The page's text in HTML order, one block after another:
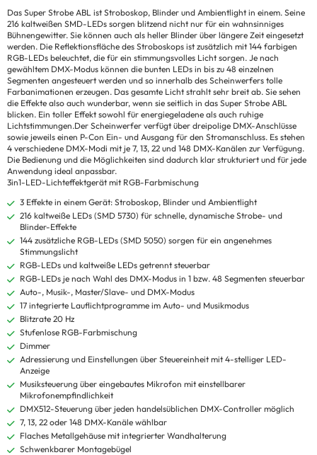
Das Super Strobe ABL ist Stroboskop, Blinder und Ambientlight in einem. Seine
216 kaltweißen SMD-LEDs sorgen blitzend nicht nur für ein wahnsinniges
Bühnengewitter. Sie können auch als heller Blinder über längere Zeit eingesetzt
werden. Die Reflektionsfläche des Stroboskops ist zusätzlich mit 144 farbigen
RGB-LEDs beleuchtet, die für ein stimmungsvolles Licht sorgen. Je nach
gewähltem DMX-Modus können die bunten LEDs in bis zu 48 einzelnen
Segmenten angesteuert werden und so innerhalb des Scheinwerfers tolle
Farbanimationen erzeugen. Das gesamte Licht strahlt sehr breit ab. Sie sehen
die Effekte also auch wunderbar, wenn sie seitlich in das Super Strobe ABL
blicken. Ein toller Effekt sowohl für energiegeladene als auch ruhige
Lichtstimmungen.Der Scheinwerfer verfügt über dreipolige DMX-Anschlüsse
sowie jeweils einen P-Con Ein- und Ausgang für den Stromanschluss. Es stehen
4 verschiedene DMX-Modi mit je 7, 13, 22 und 148 DMX-Kanälen zur Verfügung.
Die Bedienung und die Möglichkeiten sind dadurch klar strukturiert und für jede
Anwendung ideal anpassbar.
3in1-LED-Lichteffektgerät mit RGB-Farbmischung
3 Effekte in einem Gerät: Stroboskop, Blinder und Ambientlight
216 kaltweiße LEDs (SMD 5730) für schnelle, dynamische Strobe- und
Blinder-Effekte
144 zusätzliche RGB-LEDs (SMD 5050) sorgen für ein angenehmes
Stimmungslicht
RGB-LEDs und kaltweiße LEDs getrennt steuerbar
RGB-LEDs je nach Wahl des DMX-Modus in 1 bzw. 48 Segmenten steuerbar
Auto-, Musik-, Master/Slave- und DMX-Modus
17 integrierte Lauflichtprogramme im Auto- und Musikmodus
Blitzrate 20 Hz
Stufenlose RGB-Farbmischung
Dimmer
Adressierung und Einstellungen über Steuereinheit mit 4-stelliger LED-
Anzeige
Musiksteuerung über eingebautes Mikrofon mit einstellbarer
Mikrofonempfindlichkeit
DMX512-Steuerung über jeden handelsüblichen DMX-Controller möglich
7, 13, 22 oder 148 DMX-Kanäle wählbar
Flaches Metallgehäuse mit integrierter Wandhalterung
Schwenkbarer Montagebügel